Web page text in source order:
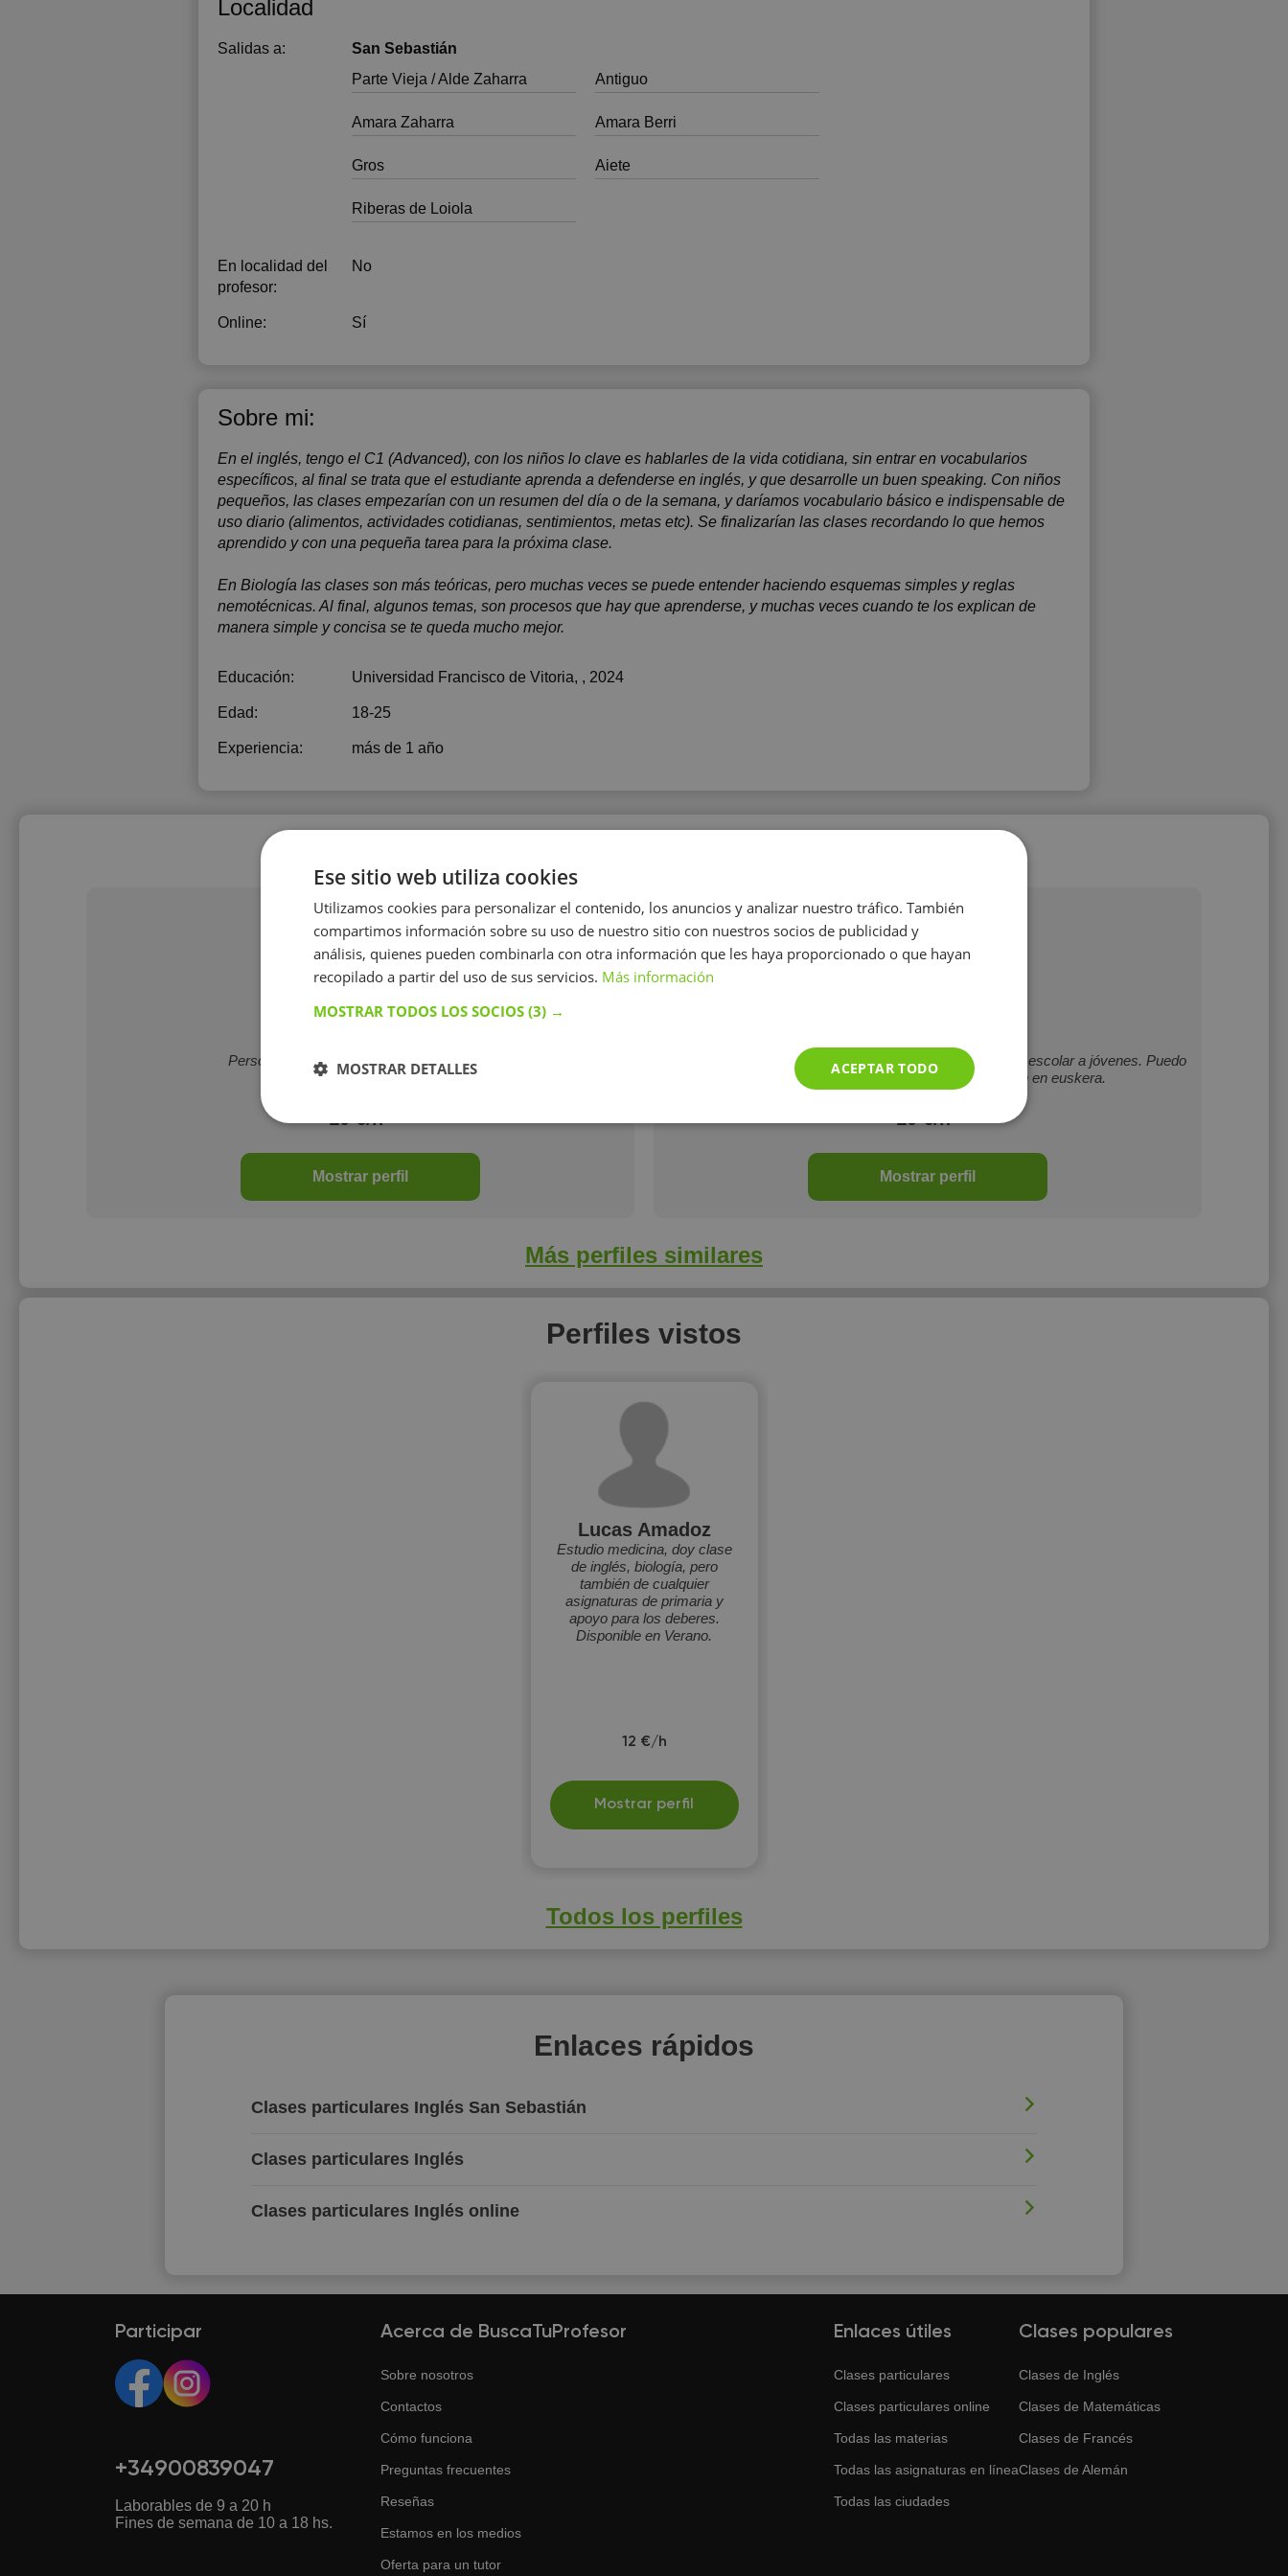
Localidad
Salidas a:
San Sebastián
Parte Vieja / Alde Zaharra
Antiguo
Amara Zaharra Amara Berri
Gros Aiete
Riberas de Loiola
En localidad del
profesor:
No
Online: Sí
Sobre mi:
En el inglés, tengo el C1 (Advanced), con los niños lo clave es hablarles de la vida cotidiana, sin entrar en vocabularios
específicos, al final se trata que el estudiante aprenda a defenderse en inglés, y que desarrolle un buen speaking. Con niños
pequeños, las clases empezarían con un resumen del día o de la semana, y daríamos vocabulario básico e indispensable de
uso diario (alimentos, actividades cotidianas, sentimientos, metas etc). Se finalizarían las clases recordando lo que hemos
aprendido y con una pequeña tarea para la próxima clase.
En Biología las clases son más teóricas, pero muchas veces se puede entender haciendo esquemas simples y reglas
nemotécnicas. Al final, algunos temas, son procesos que hay que aprenderse, y muchas veces cuando te los explican de
manera simple y concisa se te queda mucho mejor.
Educación: Universidad Francisco de Vitoria, , 2024
Edad: 18-25
Experiencia: más de 1 año
Persona positiva, dedicada y responsable.
10 €/h
Mostrar perfil
Soy una estudiante de ingeniería que da clases de apoyo escolar a jóvenes. Puedo
dar clases en todas las asignaturas, también en euskera.
10 €/h
Mostrar perfil
Más perfiles similares
Perfiles vistos
Lucas Amadoz
Estudio medicina, doy clase
de inglés, biología, pero
también de cualquier
asignaturas de primaria y
apoyo para los deberes.
Disponible en Verano.
12 €/h
Mostrar perfil
Todos los perfiles
Enlaces rápidos
Clases particulares Inglés San Sebastián
Clases particulares Inglés
Clases particulares Inglés online
Participar
+34900839047
Laborables de 9 a 20 h
Fines de semana de 10 a 18 hs.
Acerca de BuscaTuProfesor
Sobre nosotros
Contactos
Cómo funciona
Preguntas frecuentes
Reseñas
Estamos en los medios
Oferta para un tutor
Enlaces útiles
Clases particulares
Clases particulares online
Todas las materias
Todas las asignaturas en línea
Todas las ciudades
Clases populares
Clases de Inglés
Clases de Matemáticas
Clases de Francés
Clases de Alemán
Ese sitio web utiliza cookies
Utilizamos cookies para personalizar el contenido, los anuncios y analizar nuestro tráfico. También
compartimos información sobre su uso de nuestro sitio con nuestros socios de publicidad y
análisis, quienes pueden combinarla con otra información que les haya proporcionado o que hayan
recopilado a partir del uso de sus servicios. Más información
MOSTRAR TODOS LOS SOCIOS (3) →
ACEPTAR TODO
MOSTRAR DETALLES